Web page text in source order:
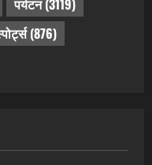
पर्यटन(3119)
(876)